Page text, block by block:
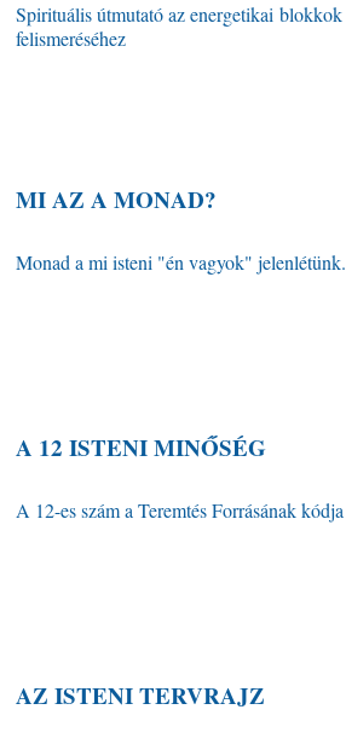
Spirituális útmutató az energetikai blokkok
felismeréséhez
MI AZ A MONAD?
Monad a mi isteni "én vagyok" jelenlétünk.
A 12 ISTENI MINŐSÉG
A 12-es szám a Teremtés Forrásának kódja
AZ ISTENI TERVRAJZ